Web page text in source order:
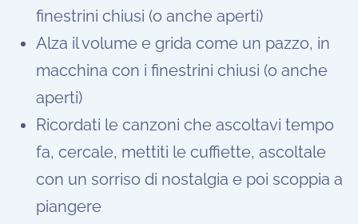
finestrini chiusi (o anche aperti)
Alza il volume e grida come un pazzo, in
macchina con i finestrini chiusi (o anche
aperti)
Ricordati le canzoni che ascoltavi tempo
fa, cercale, mettiti le cuffiette, ascoltale
con un sorriso di nostalgia e poi scoppia a
piangere